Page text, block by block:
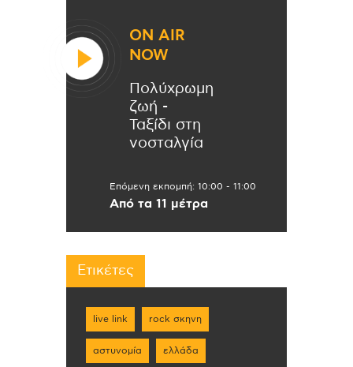
ON AIR
NOW
Πολύχρωμη
ζωή -
Ταξίδι στη
νοσταλγία
Επόμενη εκπομπή: 10:00 - 11:00
Από τα 11 μέτρα
Ετικέτες
live link rock σκηνη
αστυνομία ελλάδα